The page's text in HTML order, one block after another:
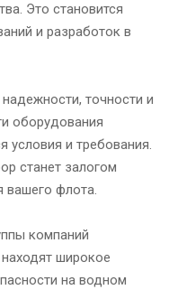
Это становится
и разработок в
точности и
оборудования
условия и требования.
станет залогом
вашего флота.
компаний
широкое
на водном